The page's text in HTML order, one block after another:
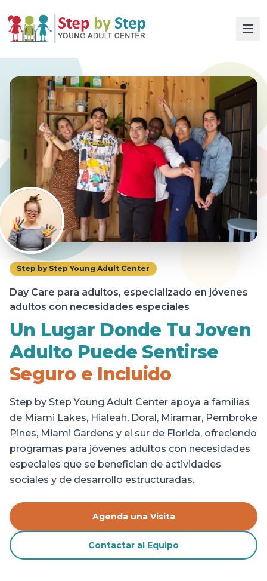
Step by Step Young Adult Center
Day Care para adultos, especializado en jóvenes
adultos con necesidades especiales
Un Lugar Donde Tu Joven
Adulto Puede Sentirse
Seguro e Incluido
Step by Step Young Adult Center apoya a familias
de Miami Lakes, Hialeah, Doral, Miramar, Pembroke
Pines, Miami Gardens y el sur de Florida, ofreciendo
programas para jóvenes adultos con necesidades
especiales que se benefician de actividades
sociales y de desarrollo estructuradas.
Agenda una Visita
Contactar al Equipo